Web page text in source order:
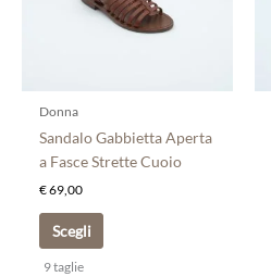
Donna
Sandalo Gabbietta Aperta
a Fasce Strette Cuoio
€69,00
Scegli
Le
opzioni
nella
pagina
9 taglie